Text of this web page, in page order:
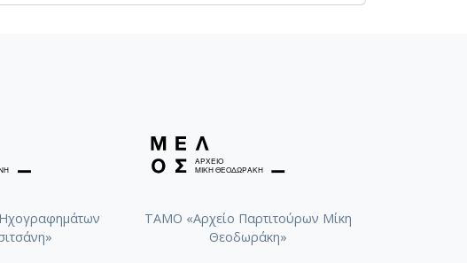
ΤΑΜΟ «Αρχείο Παρτιτούρων Μίκη
Θεοδωράκη»